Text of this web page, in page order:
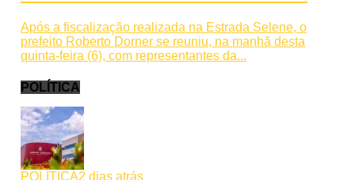
Após a fiscalização realizada na Estrada Selene, o
prefeito Roberto Dorner se reuniu, na manhã desta
quinta-feira (6), com representantes da...
POLÍTICA
POLÍTICA2 dias atrás